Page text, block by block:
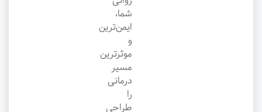
شما،
ایمن‌ترین
و
موثرترین
مسیر
درمانی
را
طراحی